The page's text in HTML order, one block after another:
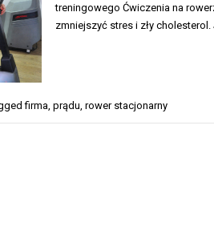
treningowego Ćwiczenia na
zmniejszyć stres i zły
firma, prądu, rower stacjonarny